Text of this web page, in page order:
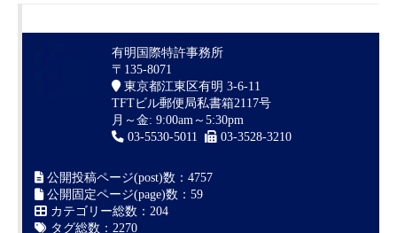
有明国際特許事務所
〒135-8071
東京都江東区有明 3-6-11
TFTビル郵便局私書箱2117号
月～金: 9:00am～5:30pm
03-5530-5011
03-3528-3210
公開投稿ページ(post)数：4757
公開固定ページ(page)数：59
カテゴリー総数：204
タグ総数：2270